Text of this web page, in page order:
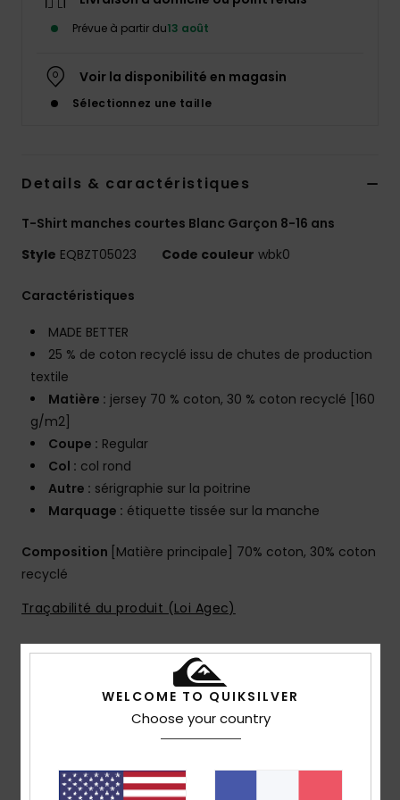
Prévue à partir du13 août
Voir la disponibilité en magasin
Sélectionnez une taille
Details & caractéristiques
T-Shirt manches courtes Blanc Garçon 8-16 ans
Style EQBZT05023 Code couleur wbk0
Caractéristiques
MADE BETTER
25 % de coton recyclé issu de chutes de production
textile
Matière : jersey 70 % coton, 30 % coton recyclé [160
g/m2]
Coupe : Regular
Col : col rond
Autre : sérigraphie sur la poitrine
Marquage : étiquette tissée sur la manche
Composition [Matière principale] 70% coton, 30% coton
recyclé
Traçabilité du produit (Loi Agec)
Livraison & Retours
WELCOME TO QUIKSILVER
Choose your country